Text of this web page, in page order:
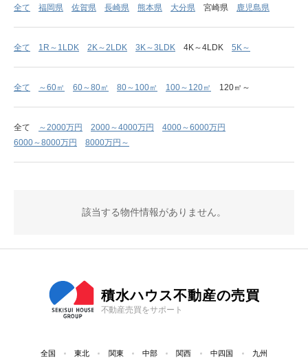
全て 福岡県 佐賀県 長崎県 熊本県 大分県 宮崎県 鹿児島県
全て 1R～1LDK 2K～2LDK 3K～3LDK 4K～4LDK 5K～
全て ～60㎡ 60～80㎡ 80～100㎡ 100～120㎡ 120㎡～
全て ～2000万円 2000～4000万円
4000～6000万円
6000～8000万円
8000万円～
該当する物件情報がありません。
積水ハウス不動産の売買
不動産売買をサポート
全国 東北 関東 中部 関西 中四国 九州